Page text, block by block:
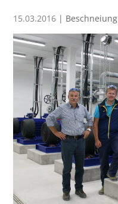
15.03.2016 | Beschneiung